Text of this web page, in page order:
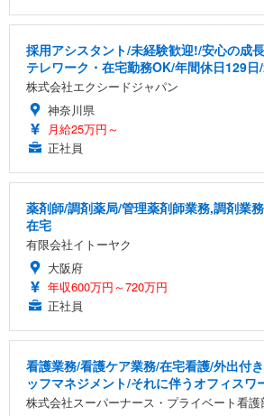
採用アシスタント/未経験歓迎!/安心の成
テレワーク・在宅勤務OK/年間休日129
株式会社エクシードジャパン
神奈川県
月給25万円～
正社員
薬剤師/調剤薬局/管理薬剤師業務,調剤業
在宅
有限会社イトーヤク
大阪府
年収600万円～720万円
正社員
看護業務/看護ケア業務/在宅看護/外出付
ッフマネジメント/それに伴うオフィスワ
株式会社スーパーナース・プライベート看護